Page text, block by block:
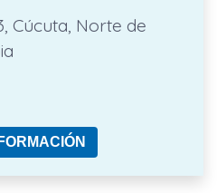
Cúcuta, Norte de